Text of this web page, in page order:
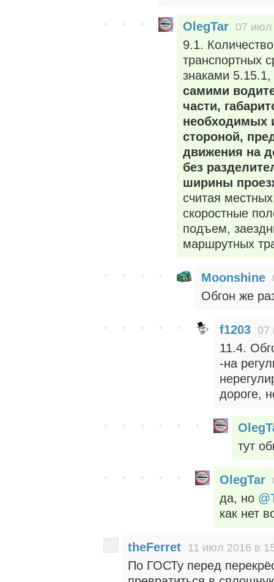
OlegTar 07 июл
9.1.
транспортных
знаками
самими
части,
необходимых
стороной,
движения на
без
ширины
считая
скоростные
подъем,
маршрутных
Moonshine
Обгон же
f1203 07
11.4.
-на
дороге,
тут
OlegTar
да, но
как нет
theFerret 11 июл 2016 в
По ГОСТу перед